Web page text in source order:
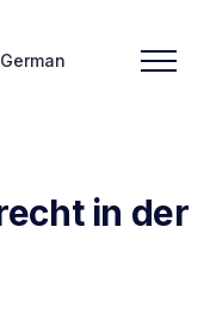
German
in der